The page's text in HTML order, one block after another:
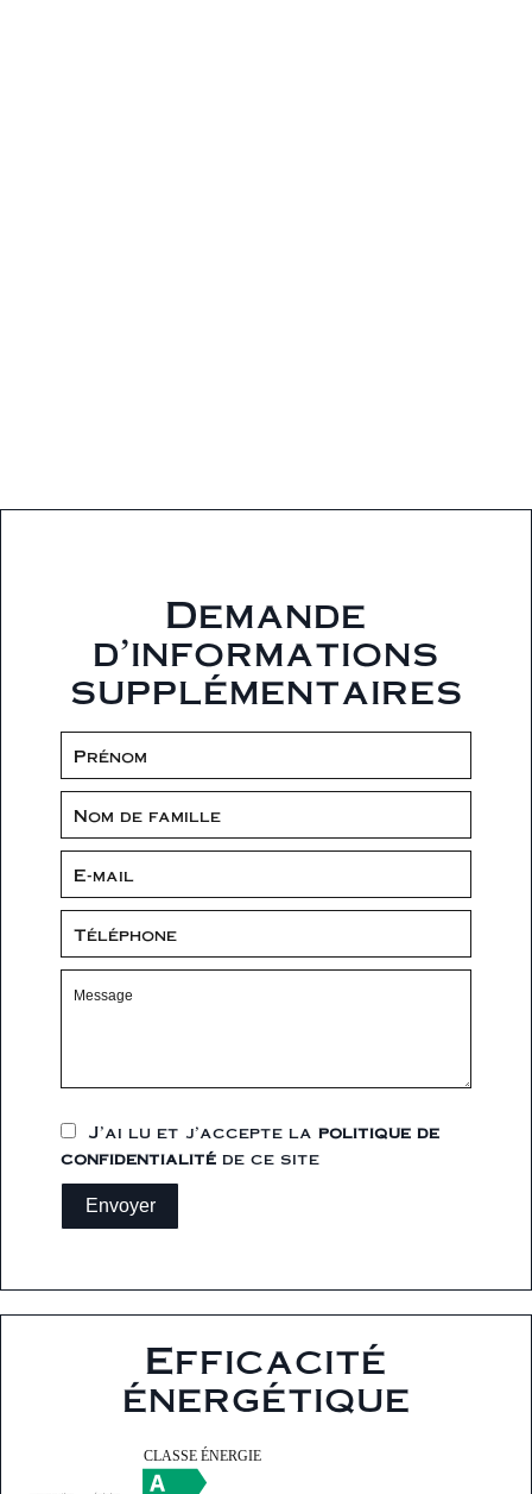
Demande
d'informations
supplémentaires
J’ai lu et j'accepte la politique de
confidentialité de ce site
Envoyer
Efficacité
énergétique